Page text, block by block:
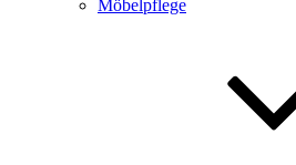
Möbelpflege